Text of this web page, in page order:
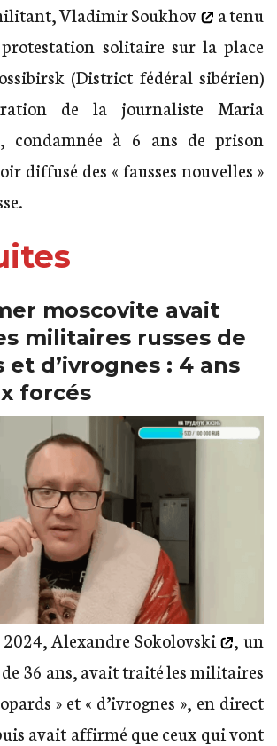
Vladimir Soukhov
a tenu
solitaire sur la place
(District fédéral sibérien)
de la journaliste Maria
condamnée à 6 ans de prison
diffusé des « fausses nouvelles »
moscovite avait
militaires russes de
et d’ivrognes : 4 ans
forcés
Alexandre Sokolovski
, un
36 ans, avait traité les militaires
» et « d’ivrognes », en direct
avait affirmé que ceux qui vont